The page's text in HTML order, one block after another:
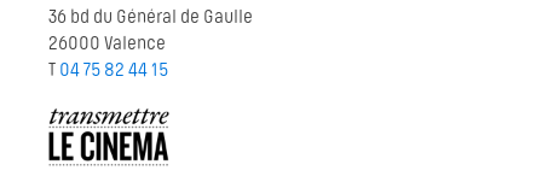
36 bd du Général de Gaulle
26000 Valence
T 04 75 82 44 15